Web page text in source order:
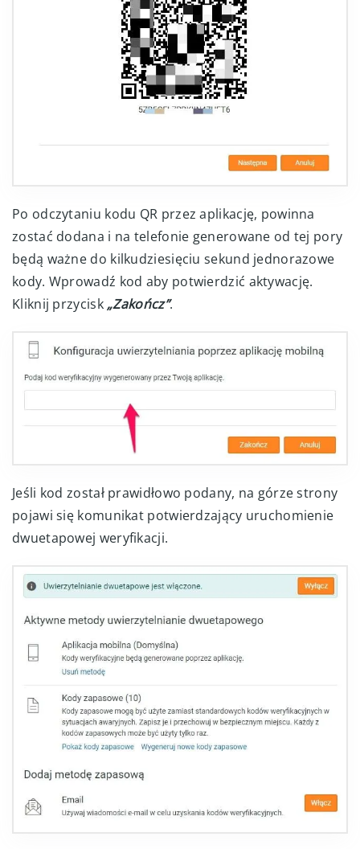
Po odczytaniu kodu QR przez aplikację, powinna
zostać dodana i na telefonie generowane od tej pory
będą ważne do kilkudziesięciu sekund jednorazowe
kody. Wprowadź kod aby potwierdzić aktywację.
Kliknij przycisk „Zakończ”.
Jeśli kod został prawidłowo podany, na górze strony
pojawi się komunikat potwierdzający uruchomienie
dwuetapowej weryfikacji.